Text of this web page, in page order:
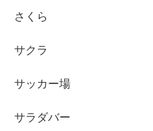
さくら
サクラ
サッカー場
サラダバー